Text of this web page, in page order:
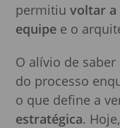
permitiuvoltar a
equipe e o
O alívio de
do processo
o que define a
estratégica.